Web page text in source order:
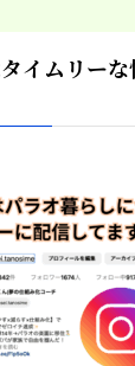
イムリー